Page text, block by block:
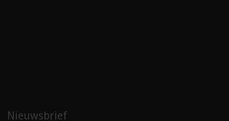
Nieuwsbrief